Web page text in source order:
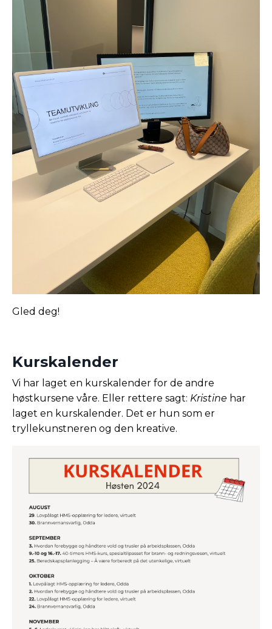
Gled deg!
Kurskalender
Vi har laget en kurskalender for de andre
høstkursene våre. Eller rettere sagt: Kristine har
laget en kurskalender. Det er hun som er
tryllekunstneren og den kreative.